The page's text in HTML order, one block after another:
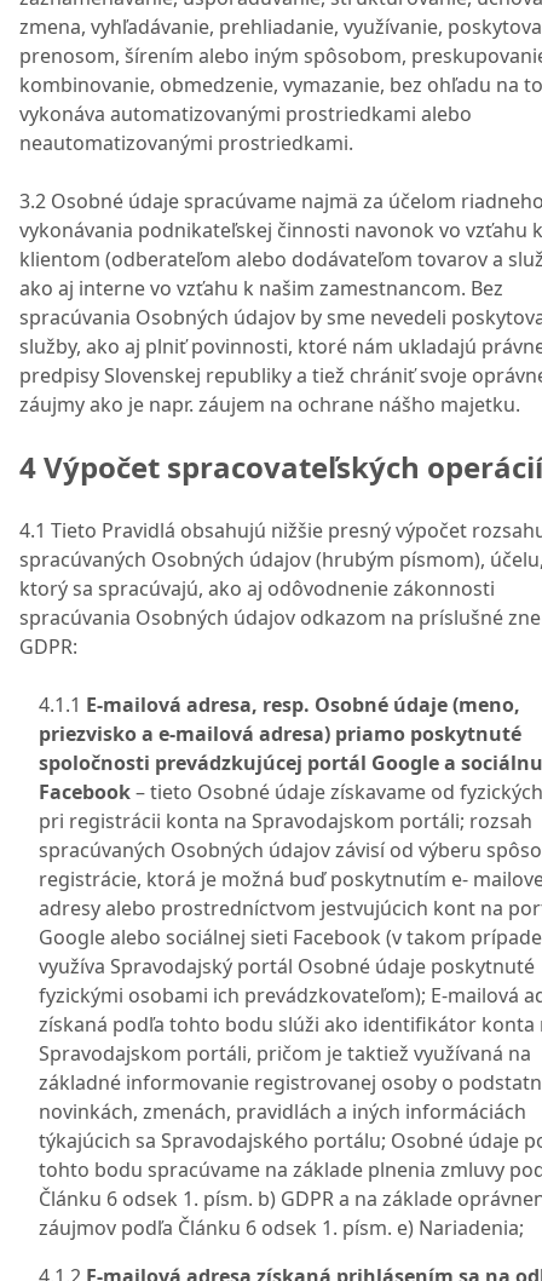
zmena, vyhľadávanie, prehliadanie, využívanie,
prenosom, šírením alebo iným spôsobom,
kombinovanie, obmedzenie, vymazanie, bez ohľadu na
vykonáva automatizovanými prostriedkami alebo
neautomatizovanými prostriedkami.
3.2 Osobné údaje spracúvame najmä za účelom
vykonávania podnikateľskej činnosti navonok vo vzťahu
klientom (odberateľom alebo dodávateľom tovarov a
ako aj interne vo vzťahu k našim zamestnancom. Bez
spracúvania Osobných údajov by sme nevedeli
služby, ako aj plniť povinnosti, ktoré nám ukladajú
predpisy Slovenskej republiky a tiež chrániť svoje
záujmy ako je napr. záujem na ochrane nášho majetku.
4 Výpočet spracovateľských operácií
4.1 Tieto Pravidlá obsahujú nižšie presný výpočet
spracúvaných Osobných údajov (hrubým písmom),
ktorý sa spracúvajú, ako aj odôvodnenie zákonnosti
spracúvania Osobných údajov odkazom na príslušné
GDPR:
4.1.1 E-mailová adresa, resp. Osobné údaje (meno,
priezvisko a e-mailová adresa) priamo poskytnuté
spoločnosti prevádzkujúcej portál Google a
Facebook– tieto Osobné údaje získavame od
pri registrácii konta na Spravodajskom portáli; rozsah
spracúvaných Osobných údajov závisí od výberu
registrácie, ktorá je možná buď poskytnutím e-
adresy alebo prostredníctvom jestvujúcich kont na
Google alebo sociálnej sieti Facebook (v takom prípade
využíva Spravodajský portál Osobné údaje poskytnuté
fyzickými osobami ich prevádzkovateľom); E-mailová
získaná podľa tohto bodu slúži ako identifikátor konta
Spravodajskom portáli, pričom je taktiež využívaná na
základné informovanie registrovanej osoby o
novinkách, zmenách, pravidlách a iných informáciách
týkajúcich sa Spravodajského portálu; Osobné údaje
tohto bodu spracúvame na základe plnenia zmluvy
Článku 6 odsek 1. písm. b) GDPR a na základe
záujmov podľa Článku 6 odsek 1. písm. e) Nariadenia;